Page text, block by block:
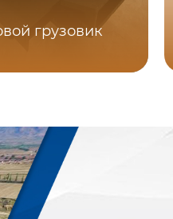
грузовик